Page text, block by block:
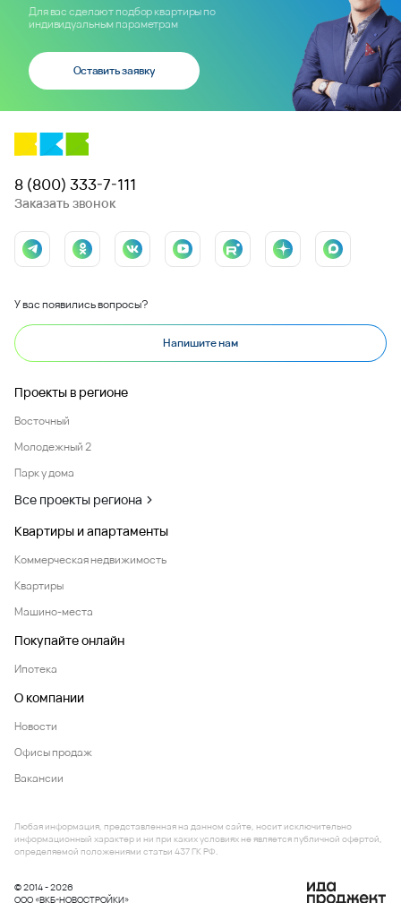
Для вас сделают подбор квартиры по
индивидуальным параметрам
Оставить заявку
8 (800) 333-7-111
Заказать звонок
У вас появились вопросы?
Напишите нам
Проекты в регионе
Восточный
Молодежный 2
Парк у дома
Все проекты региона
Квартиры и апартаменты
Коммерческая недвижимость
Квартиры
Машино-места
Покупайте онлайн
Ипотека
О компании
Новости
Офисы продаж
Вакансии
© 2014 - 2026
ООО «ВКБ-НОВОСТРОЙКИ»
Любая информация, представленная на данном сайте, носит исключительно
информационный характер и ни при каких условиях не является публичной офертой,
определяемой положениями статьи 437 ГК РФ.